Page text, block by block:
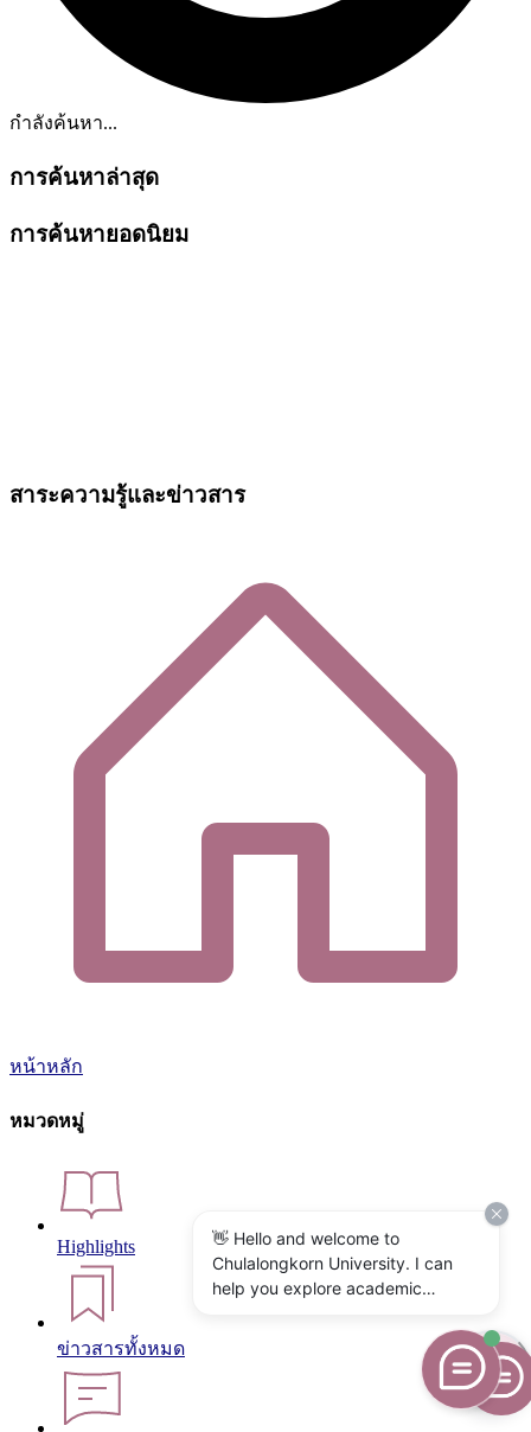
กำลังค้นหา...
การค้นหาล่าสุด
การค้นหายอดนิยม
สาระความรู้และข่าวสาร
หน้าหลัก
หมวดหมู่
Highlights
ข่าวสารทั้งหมด
👋 Hello and welcome to
Chulalongkorn University. I can
help you explore academic